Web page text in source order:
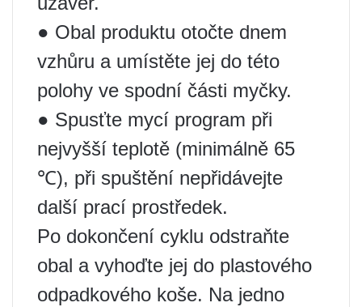
● Obal produktu otočte dnem
vzhůru a umístěte jej do této
polohy ve spodní části myčky.
● Spusťte mycí program při
nejvyšší teplotě (minimálně 65
℃), při spuštění nepřidávejte
další prací prostředek.
Po dokončení cyklu odstraňte
obal a vyhoďte jej do plastového
odpadkového koše. Na jedno